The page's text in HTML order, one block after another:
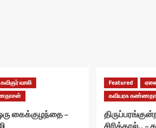
கவிஞர் வாலி
கைக்குழந்தை –
Featured
கவியரசு